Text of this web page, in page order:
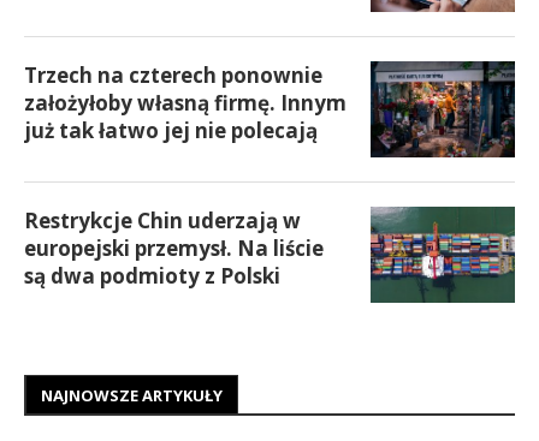
Trzech na czterech ponownie
założyłoby własną firmę. Innym
już tak łatwo jej nie polecają
Restrykcje Chin uderzają w
europejski przemysł. Na liście
są dwa podmioty z Polski
NAJNOWSZE ARTYKUŁY